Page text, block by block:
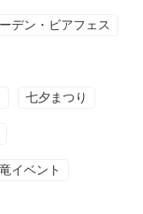
デン・ビアフェス
七夕まつり
イベント